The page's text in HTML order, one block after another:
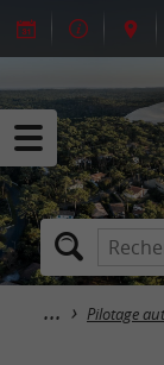
Pilotage